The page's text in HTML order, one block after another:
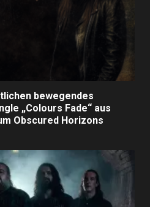
bewegendes
„Colours Fade“ aus
Obscured Horizons